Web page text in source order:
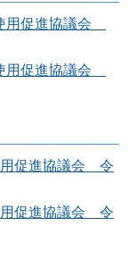
用促進協議会
用促進協議会
用促進協議会 令
用促進協議会 令